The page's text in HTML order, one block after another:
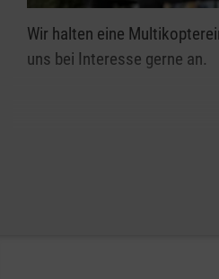
Wir halten eine
uns bei Interesse gerne an.